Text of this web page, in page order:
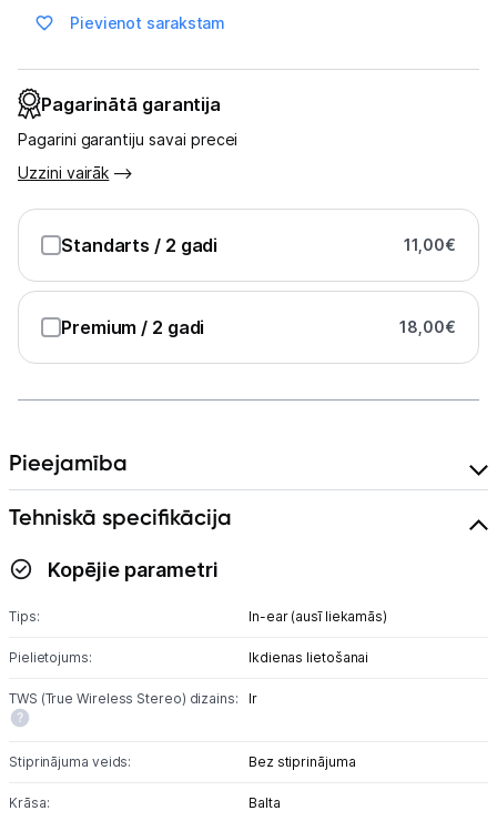
Tīkla iekārtas
Biroja piederumi
Telefoni un aksesuāri
Planšetdatori un aksesuāri
Bezvadu skaļruņi
Stacionārie un bezvadu telefoni
Viedierīces
Sadzīves tehnika
Skaistumkopšana
Sports un atpūta
Vēlmju saraksts
Pievienot sarakstam
Pagarinātā garantija
Pagarini garantiju savai precei
Uzzini vairāk
Standarts / 2 gadi 11,00€
Premium / 2 gadi 18,00€
Pieejamība
Tehniskā specifikācija
Kopējie parametri
Tips: In-ear (ausī liekamās)
Pielietojums: Ikdienas lietošanai
TWS (True Wireless Stereo) dizains: Ir
Stiprinājuma veids: Bez stiprinājuma
Krāsa: Balta